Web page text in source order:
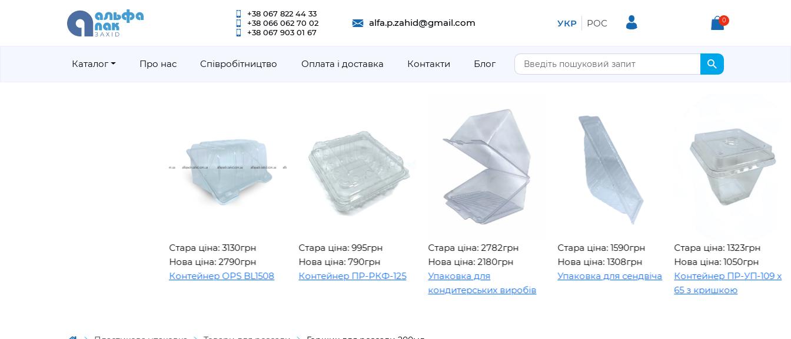
+38 067 822 44 33
+38 066 062 70 02
+38 067 903 01 67
alfa.p.zahid@gmail.com УКР РОС 0
Каталог Про нас Співробітництво Оплата і доставка Контакти Блог
Стара ціна: 3130грн
Нова ціна: 2790грн
Контейнер OPS BL1508
Стара ціна: 995грн
Нова ціна: 790грн
Контейнер ПР-РКФ-125
Стара ціна: 2782грн
Нова ціна: 2180грн
Упаковка для
кондитерських виробів
Стара ціна: 1590грн
Нова ціна: 1308грн
Упаковка для сендвіча
Стара ціна: 1323грн
Нова ціна: 1050грн
Контейнер ПР-УП-109 х
65 з кришкою